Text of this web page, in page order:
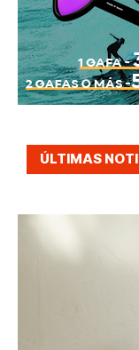
ÚLTIMAS